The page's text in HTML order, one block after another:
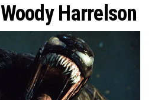
Woody Harrelson